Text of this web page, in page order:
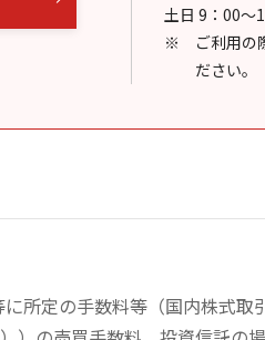
土日 9：00～
ご利用の
ださい。
所定の手数料等（国内株式